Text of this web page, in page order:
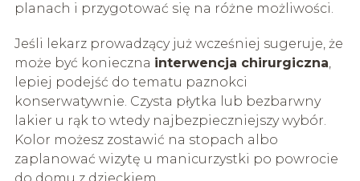
planach i przygotować się na różne możliwości.
Jeśli lekarz prowadzący już wcześniej sugeruje, że
może być konieczna interwencja chirurgiczna,
lepiej podejść do tematu paznokci
konserwatywnie. Czysta płytka lub bezbarwny
lakier u rąk to wtedy najbezpieczniejszy wybór.
Kolor możesz zostawić na stopach albo
zaplanować wizytę u manicurzystki po powrocie